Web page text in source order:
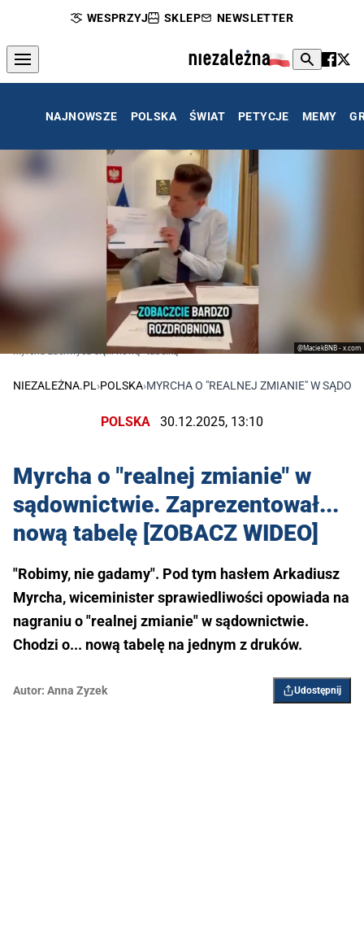
WESPRZYJ SKLEP NEWSLETTER
NAJNOWSZE POLSKA ŚWIAT PETYCJE MEMY
@MaciekBNB - x.com
Myrcha zachwyca się... nową "tabelką"
NIEZALEŻNA.PL ›POLSKA›MYRCHA O "REALNEJ ZMIANIE" W
POLSKA 30.12.2025, 13:10
Myrcha o "realnej zmianie" w
sądownictwie. Zaprezentował...
nową tabelę [ZOBACZ WIDEO]
"Robimy, nie gadamy". Pod tym hasłem Arkadiusz
Myrcha, wiceminister sprawiedliwości opowiada na
nagraniu o "realnej zmianie" w sądownictwie.
Chodzi o... nową tabelę na jednym z druków.
Autor: Anna Zyzek Udostępnij